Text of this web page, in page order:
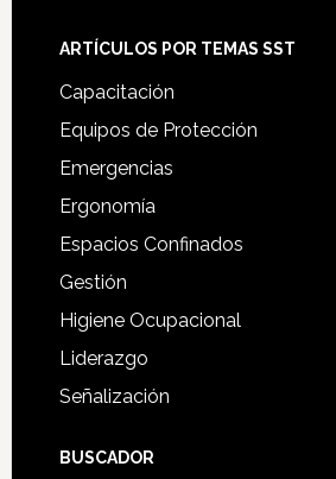
ARTÍCULOS POR TEMAS SST
Capacitación
Equipos de Protección
Emergencias
Ergonomía
Espacios Confinados
Gestión
Higiene Ocupacional
Liderazgo
Señalización
BUSCADOR